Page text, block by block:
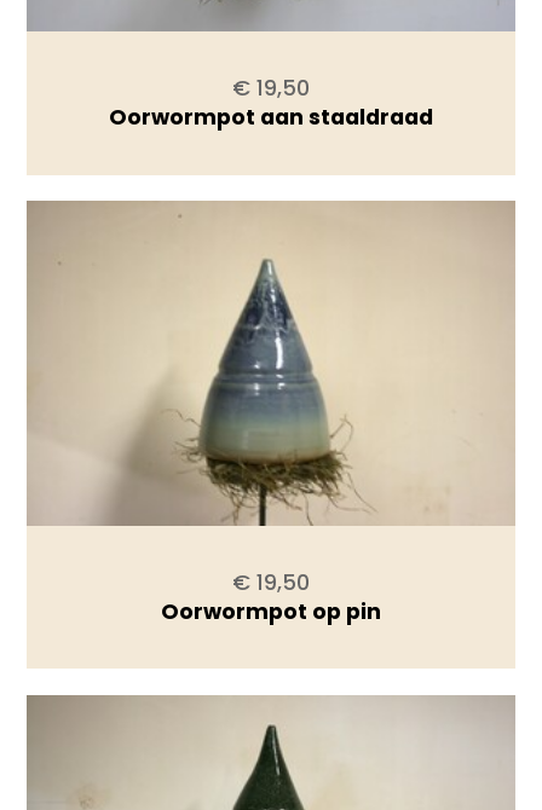
€ 19,50
Oorwormpot aan staaldraad
€ 19,50
Oorwormpot op pin